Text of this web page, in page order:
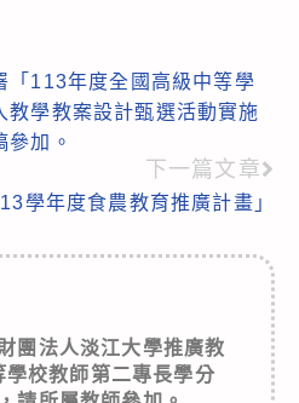
「113年度全國高級中等學
教學教案設計甄選活動實施
參加。
下一篇文章
學年度食農教育推廣計畫」
團法人淡江大學推廣教
學校教師第二專長學分